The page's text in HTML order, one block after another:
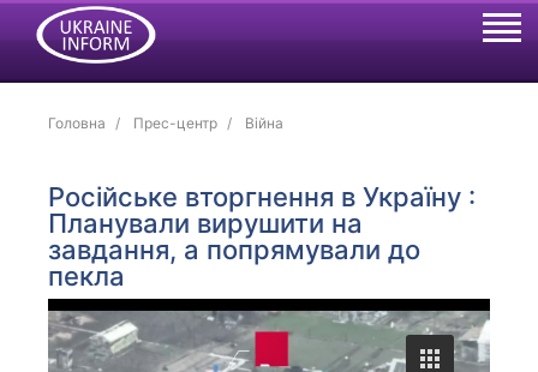
Головна Прес-центр Війна
Російське вторгнення в Україну :
Планували вирушити на
завдання, а попрямували до
пекла